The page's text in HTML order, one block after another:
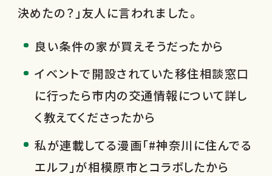
決めたの？」友人に言われました。
良い条件の家が買えそうだったから
イベントで開設されていた移住相談窓口
に行ったら市内の交通情報について詳し
く教えてくださったから
私が連載してる漫画「#神奈川に住んでる
エルフ」が相模原市とコラボしたから